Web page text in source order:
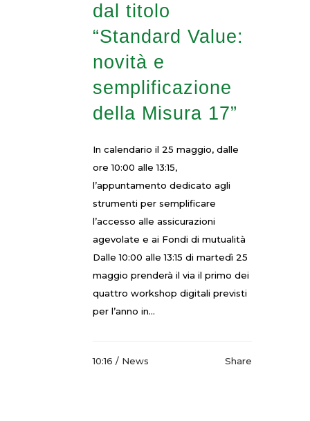
dal titolo
“Standard Value:
novità e
semplificazione
della Misura 17”
In calendario il 25 maggio, dalle
ore 10:00 alle 13:15,
l’appuntamento dedicato agli
strumenti per semplificare
l’accesso alle assicurazioni
agevolate e ai Fondi di mutualità
Dalle 10:00 alle 13:15 di martedì 25
maggio prenderà il via il primo dei
quattro workshop digitali previsti
per l’anno in...
10:16 / News Share